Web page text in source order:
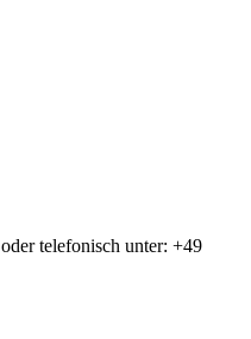
oder telefonisch unter: +49